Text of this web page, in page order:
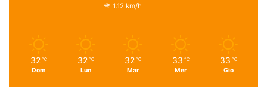
1.12 km/h
32 ℃
Dom
32 ℃
Lun
32 ℃
Mar
33 ℃
Mer
33 ℃
Gio